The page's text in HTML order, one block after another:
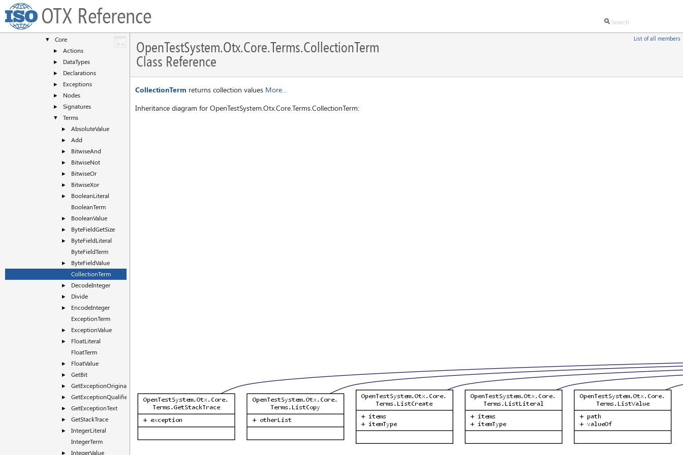
OTX Reference
▼ Class List
▼ OpenTestSystem
▼ Core
► Actions
► DataTypes
► Declarations
► Exceptions
► Nodes
► Signatures
▼ Terms
► AbsoluteValue
► Add
► BitwiseAnd
► BitwiseNot
► BitwiseOr
► BitwiseXor
►
BooleanLiteral
BooleanTerm
► BooleanValue
► ByteFieldGetSize
►
ByteFieldLiteral
ByteFieldTerm
►
ByteFieldValue
CollectionTerm
► DecodeInteger
► Divide
►
EncodeInteger
ExceptionTerm
► ExceptionValue
►
FloatLiteral
FloatTerm
► FloatValue
► GetBit
► GetExceptionOriginatorNode
► GetExceptionQualifier
► GetExceptionText
► GetStackTrace
►
IntegerLiteral
IntegerTerm
► IntegerValue
List of all members
OpenTestSystem.Otx.Core.Terms.CollectionTerm
Class Reference
CollectionTerm returns collection values More...
Inheritance diagram for OpenTestSystem.Otx.Core.Terms.CollectionTerm: